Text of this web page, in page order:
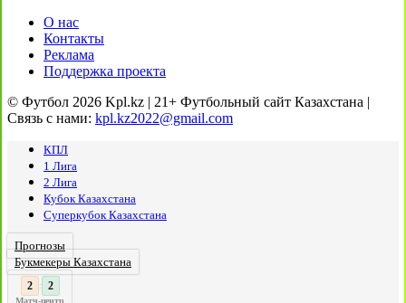
О нас
Контакты
Реклама
Поддержка проекта
© Футбол 2026 Kpl.kz | 21+ Футбольный сайт Казахстана |
Связь с нами: kpl.kz2022@gmail.com
КПЛ
1 Лига
2 Лига
Кубок Казахстана
Суперкубок Казахстана
Прогнозы
Букмекеры Казахстана
: 2
Матч-центр